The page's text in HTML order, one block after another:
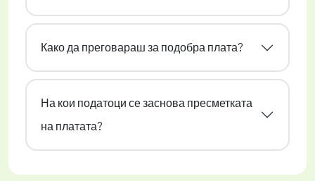
Како да преговараш за подобра плата?
На кои податоци се заснова пресметката
на платата?